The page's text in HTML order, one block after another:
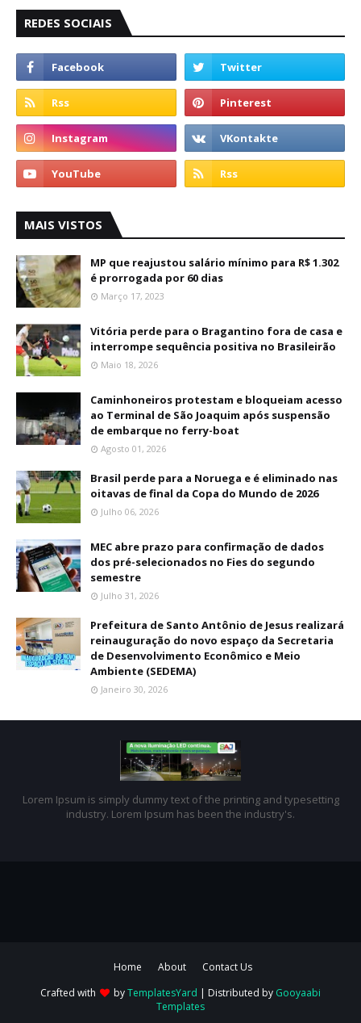
REDES SOCIAIS
MAIS VISTOS
MP que reajustou salário mínimo para R$ 1.302
é prorrogada por 60 dias
Março 17, 2023
Vitória perde para o Bragantino fora de casa e
interrompe sequência positiva no Brasileirão
Maio 18, 2026
Caminhoneiros protestam e bloqueiam acesso
ao Terminal de São Joaquim após suspensão
de embarque no ferry-boat
Agosto 01, 2026
Brasil perde para a Noruega e é eliminado nas
oitavas de final da Copa do Mundo de 2026
Julho 06, 2026
MEC abre prazo para confirmação de dados
dos pré-selecionados no Fies do segundo
semestre
Julho 31, 2026
Prefeitura de Santo Antônio de Jesus realizará
reinauguração do novo espaço da Secretaria
de Desenvolvimento Econômico e Meio
Ambiente (SEDEMA)
Janeiro 30, 2026
Lorem Ipsum is simply dummy text of the printing and typesetting
industry. Lorem Ipsum has been the industry's.
Home About
Contact Us
Crafted with
byTemplatesYard | Distributed by Gooyaabi
Templates